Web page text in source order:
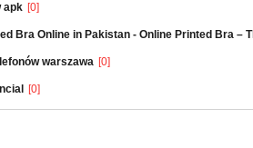
apk [0]
Bra Online in Pakistan - Online Printed Bra –
warszawa [0]
[0]